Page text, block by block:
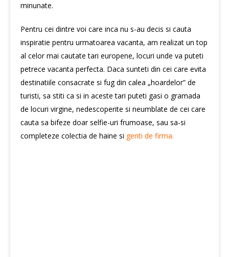
minunate.
Pentru cei dintre voi care inca nu s-au decis si cauta
inspiratie pentru urmatoarea vacanta, am realizat un top
al celor mai cautate tari europene, locuri unde va puteti
petrece vacanta perfecta. Daca sunteti din cei care evita
destinatiile consacrate si fug din calea „hoardelor” de
turisti, sa stiti ca si in aceste tari puteti gasi o gramada
de locuri virgine, nedescoperite si neumblate de cei care
cauta sa bifeze doar selfie-uri frumoase, sau sa-si
completeze colectia de haine si genti de firma.